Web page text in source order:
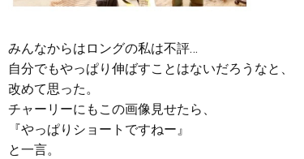
みんなからはロングの私は不評…
自分でもやっぱり伸ばすことはないだろうなと、
改めて思った。
チャーリーにもこの画像見せたら、
『やっぱりショートですねー』
と一言。